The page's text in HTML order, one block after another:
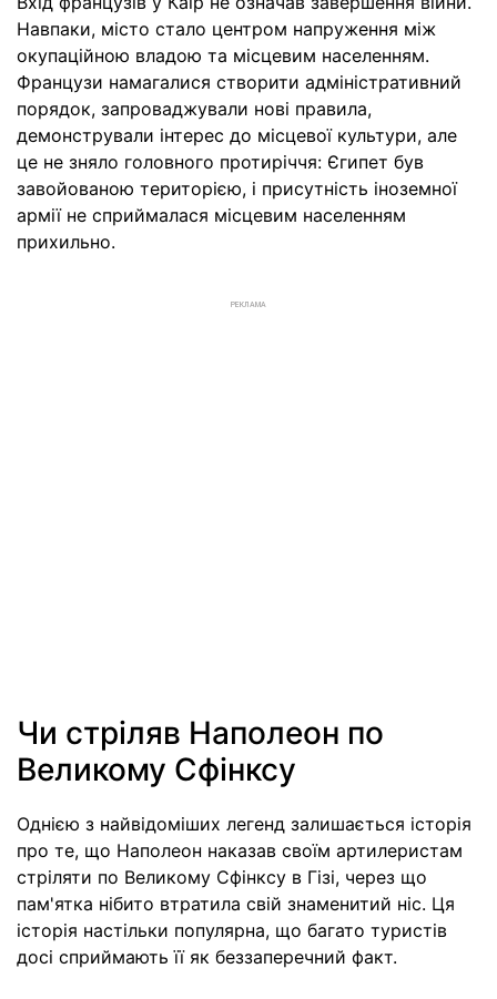
Навпаки, місто стало центром напруження між
окупаційною владою та місцевим населенням.
Французи намагалися створити адміністративний
порядок, запроваджували нові правила,
демонстрували інтерес до місцевої культури, але
це не зняло головного протиріччя: Єгипет був
завойованою територією, і присутність іноземної
армії не сприймалася місцевим населенням
прихильно.
РЕКЛАМА
Чи стріляв Наполеон по
Великому Сфінксу
Однією з найвідоміших легенд залишається історія
про те, що Наполеон наказав своїм артилеристам
стріляти по Великому Сфінксу в Гізі, через що
пам'ятка нібито втратила свій знаменитий ніс. Ця
історія настільки популярна, що багато туристів
досі сприймають її як беззаперечний факт.